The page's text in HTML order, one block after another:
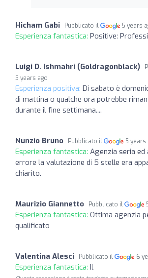
Hicham Gabi Pubblicato il 5 years
Esperienza fantastica: Positive:
Luigi D. Ishmahri (Goldragonblack)
5 years ago
Esperienza positiva: Di sabato è
di mattina o qualche ora potrebbe
durante il fine settimana....
Nunzio Bruno Pubblicato il 5 years
Esperienza fantastica: Agenzia seria ed
errore la valutazione di 5 stelle era
chiarito.
Maurizio Giannetto Pubblicato il
Esperienza fantastica: Ottima agenzia
qualificato
Valentina Alesci Pubblicato il 6
Esperienza fantastica: Il